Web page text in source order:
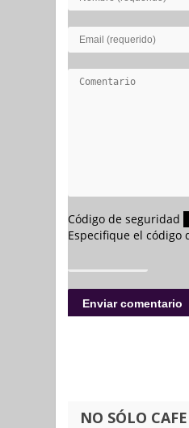
NO SÓLO CAFE